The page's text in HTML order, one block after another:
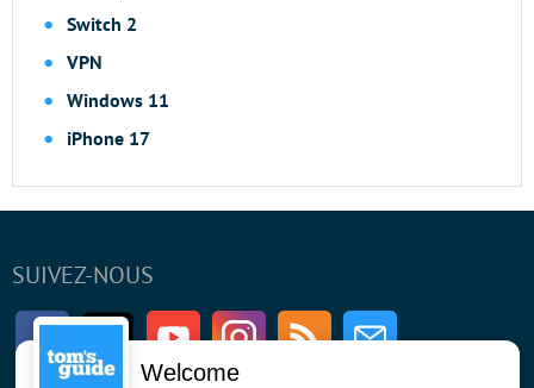
Switch 2
VPN
Windows 11
iPhone 17
SUIVEZ-NOUS
FacebookTwitter Youtube InstagramRSS Newsletter
Welcome